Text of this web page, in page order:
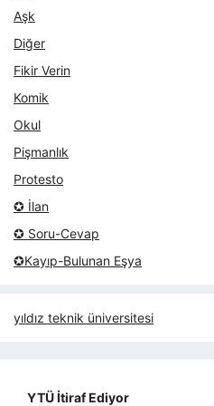
Aşk
Diğer
Fikir Verin
Komik
Okul
Pişmanlık
Protesto
✪ İlan
✪ Soru-Cevap
✪Kayıp-Bulunan Eşya
yıldız teknik üniversitesi
YTÜ İtiraf Ediyor